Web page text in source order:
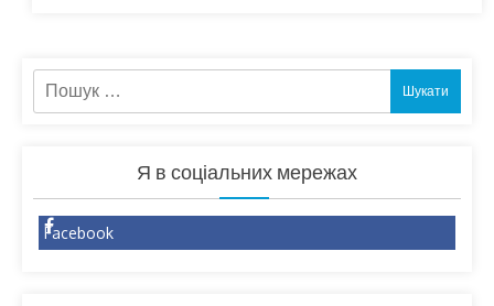
Пошук:
Я в соціальних мережах
Facebook